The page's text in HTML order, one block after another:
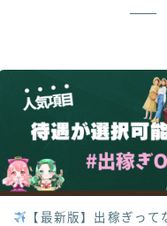
【最新版】出稼ぎって